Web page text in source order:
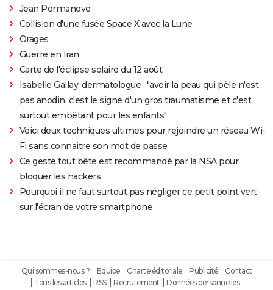
Jean Pormanove
Collision d'une fusée Space X avec la Lune
Orages
Guerre en Iran
Carte de l'éclipse solaire du 12 août
Isabelle Gallay, dermatologue : "avoir la peau qui pèle n'est
pas anodin, c'est le signe d'un gros traumatisme et c'est
surtout embêtant pour les enfants"
Voici deux techniques ultimes pour rejoindre un réseau Wi-
Fi sans connaitre son mot de passe
Ce geste tout bête est recommandé par la NSA pour
bloquer les hackers
Pourquoi il ne faut surtout pas négliger ce petit point vert
sur l'écran de votre smartphone
Qui sommes-nous ? Equipe Charte éditoriale Publicité
Contact
Tous les articles
RSS Recrutement
Données personnelles